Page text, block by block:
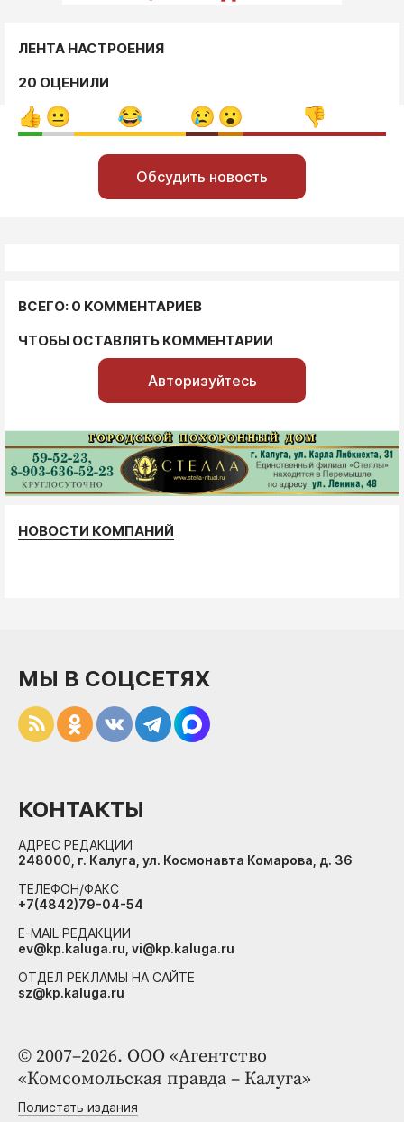
ЛЕНТА НАСТРОЕНИЯ
20 ОЦЕНИЛИ
Обсудить новость
ВСЕГО: 0 КОММЕНТАРИЕВ
ЧТОБЫ ОСТАВЛЯТЬ КОММЕНТАРИИ
Авторизуйтесь
НОВОСТИ КОМПАНИЙ
© 2007–2026. ООО «Агентство
«Комсомольская правда – Калуга»
Полистать издания
МЫ В СОЦСЕТЯХ
КОНТАКТЫ
АДРЕС РЕДАКЦИИ
248000, г. Калуга, ул. Космонавта Комарова, д. 36
ТЕЛЕФОН/ФАКС
+7(4842)79-04-54
E-MAIL РЕДАКЦИИ
ev@kp.kaluga.ru, vi@kp.kaluga.ru
ОТДЕЛ РЕКЛАМЫ НА САЙТЕ
sz@kp.kaluga.ru